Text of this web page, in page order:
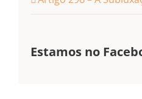
Estamos no